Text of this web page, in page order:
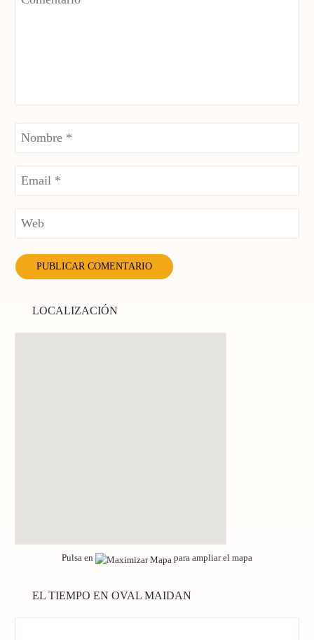
LOCALIZACIÓN
Pulsa en para ampliar el mapa
EL TIEMPO EN OVAL MAIDAN